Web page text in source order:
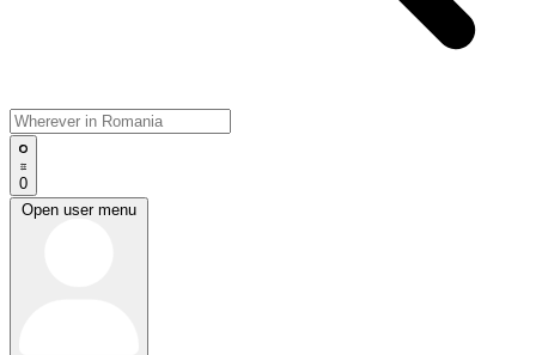
0
Open user menu